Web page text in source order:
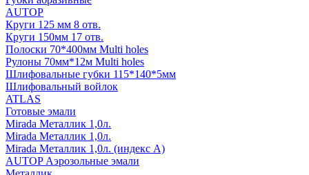
AUTOP
Круги 125 мм 8 отв.
Круги 150мм 17 отв.
Полоски 70*400мм Multi holes
Рулоны 70мм*12м Multi holes
Шлифовальные губки 115*140*5мм
Шлифовальный войлок
ATLAS
Готовые эмали
Mirada Металлик 1,0л.
Mirada Металлик 1,0л.
Mirada Металлик 1,0л. (индекс А)
AUTOP Аэрозольные эмали